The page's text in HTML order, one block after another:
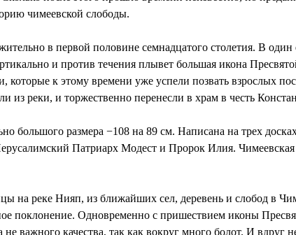
чимеевской слободы.
в первой половине семнадцатого столетия. В
и против течения плывет большая икона
которые к этому времени уже успели позвать взрослых
реки, и торжественно перенесли в храм в честь
большого размера −108 на 89 см. Написана на трех
Патриарх Модест и Пророк Илия. Чимеевская
на реке Нияп, из ближайших сел, деревень и слобод в
поклонение. Одновременно с пришествием иконы
важного качества, так как вокруг много болот. И вдруг